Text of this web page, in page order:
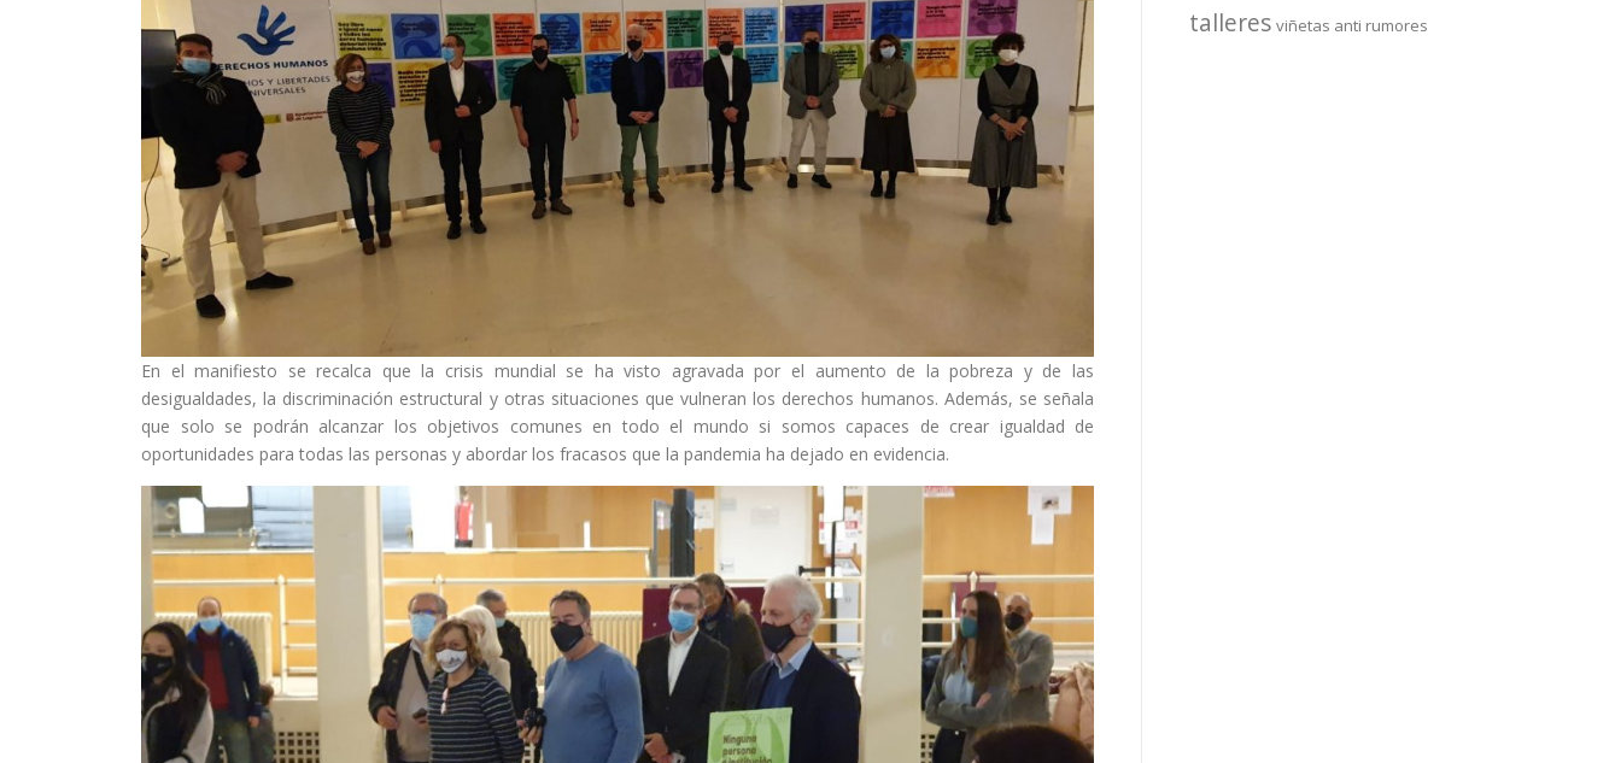
En el manifiesto se recalca que la crisis mundial se ha visto agravada por el aumento de la pobreza y de las
desigualdades, la discriminación estructural y otras situaciones que vulneran los derechos humanos. Además, se señala
que solo se podrán alcanzar los objetivos comunes en todo el mundo si somos capaces de crear igualdad de
oportunidades para todas las personas y abordar los fracasos que la pandemia ha dejado en evidencia.
talleres viñetas anti rumores